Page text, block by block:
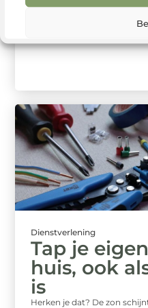
zich volledig richt op de
producten. Van vers voedsel
Dienstverlening
Tap je
huis, ook
is
Herken je dat? De zon